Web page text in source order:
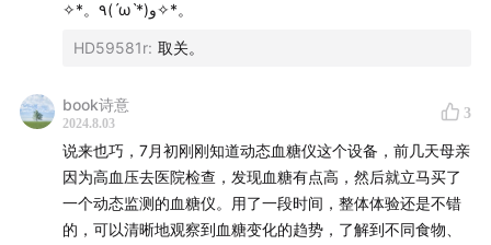
✧*。٩(ˊωˋ*)و✧*。
HD59581r: 取关。
book诗意
2024.8.03
3
说来也巧，7月初刚刚知道动态血糖仪这个设备，前几天母亲
因为高血压去医院检查，发现血糖有点高，然后就立马买了
一个动态监测的血糖仪。用了一段时间，整体体验还是不错
的，可以清晰地观察到血糖变化的趋势，了解到不同食物、